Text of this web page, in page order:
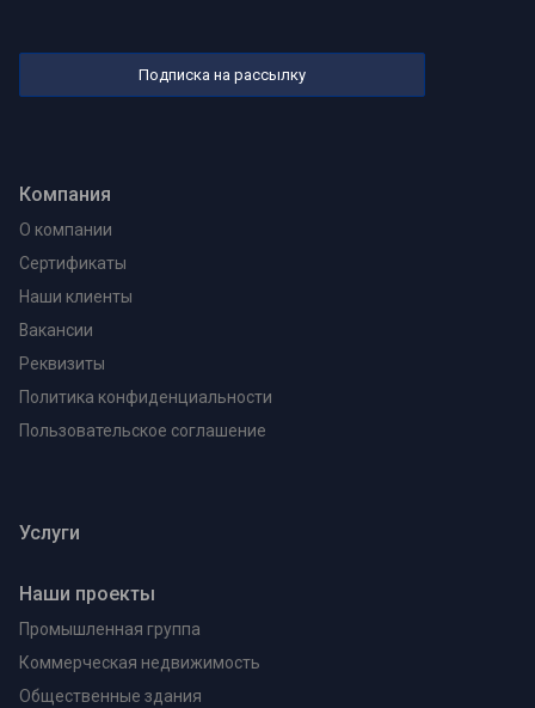
Подписка на рассылку
Компания
О компании
Сертификаты
Наши клиенты
Вакансии
Реквизиты
Политика конфиденциальности
Пользовательское соглашение
Услуги
Наши проекты
Промышленная группа
Коммерческая недвижимость
Общественные здания